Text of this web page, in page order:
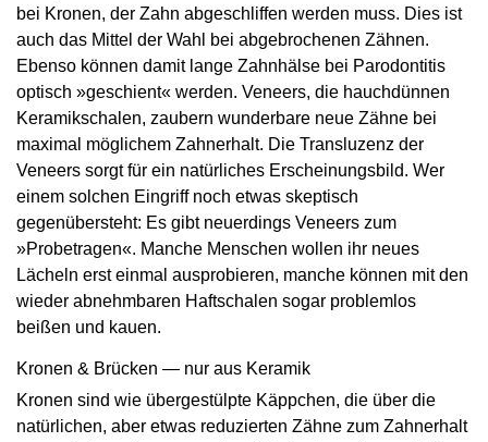
bei Kronen, der Zahn abgeschliffen werden muss. Dies ist
auch das Mittel der Wahl bei abgebrochenen Zähnen.
Ebenso können damit lange Zahnhälse bei Parodontitis
optisch »geschient« werden. Veneers, die hauchdünnen
Keramikschalen, zaubern wunderbare neue Zähne bei
maximal möglichem Zahnerhalt. Die Transluzenz der
Veneers sorgt für ein natürliches Erscheinungsbild. Wer
einem solchen Eingriff noch etwas skeptisch
gegenübersteht: Es gibt neuerdings Veneers zum
»Probetragen«. Manche Menschen wollen ihr neues
Lächeln erst einmal ausprobieren, manche können mit den
wieder abnehmbaren Haftschalen sogar problemlos
beißen und kauen.
Kronen & Brücken — nur aus Keramik
Kronen sind wie übergestülpte Käppchen, die über die
natürlichen, aber etwas reduzierten Zähne zum Zahnerhalt